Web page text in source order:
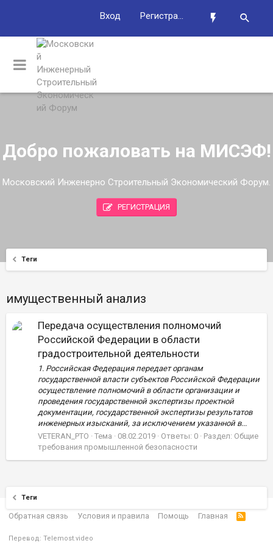
Вход Регистрация
Добро пожаловать на МИСЭФ!
Московский Инженерно Строительный Экономический Форум.
РЕГИСТРАЦИЯ
Теги
имущественный анализ
Передача осуществления полномочий
Российской Федерации в области
градостроительной деятельности
1. Российская Федерация передает органам
государственной власти субъектов Российской Федерации
осуществление полномочий в области организации и
проведения государственной экспертизы проектной
документации, государственной экспертизы результатов
инженерных изысканий, за исключением указанной в...
VETERAN_PTO
Тема 08.02.2019 Ответы: 0 Раздел: Общие
требования промышленной безопасности
Теги
Обратная связь Условия и правила Помощь Главная
Перевод: Telemost.video